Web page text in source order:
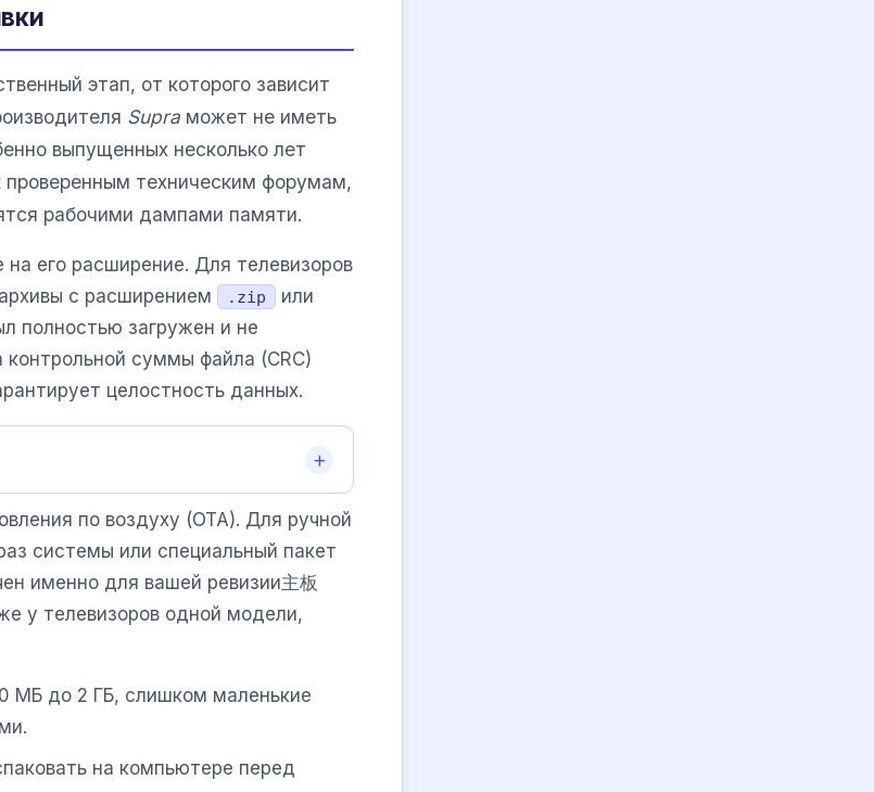
этап, от которого зависит
Supra может не иметь
выпущенных несколько лет
проверенным техническим форумам,
рабочими дампами памяти.
его расширение. Для телевизоров
с расширением
.zip
или
полностью загружен и не
суммы файла (CRC)
целостность данных.
по воздуху (OTA). Для ручной
системы или специальный пакет
именно для вашей ревизии主板
у телевизоров одной модели,
МБ до 2 ГБ, слишком маленькие
на компьютере перед